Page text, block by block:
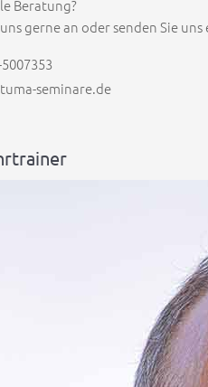
Beratung?
gerne an oder senden Sie
seminare.de